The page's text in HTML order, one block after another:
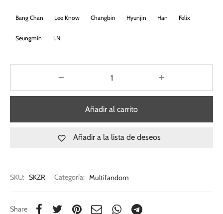
Bang Chan Lee Know Changbin Hyunjin Han Felix
Seungmin I.N
Añadir al carrito
Añadir a la lista de deseos
SKU: SKZR Categoría: Multifandom
Share